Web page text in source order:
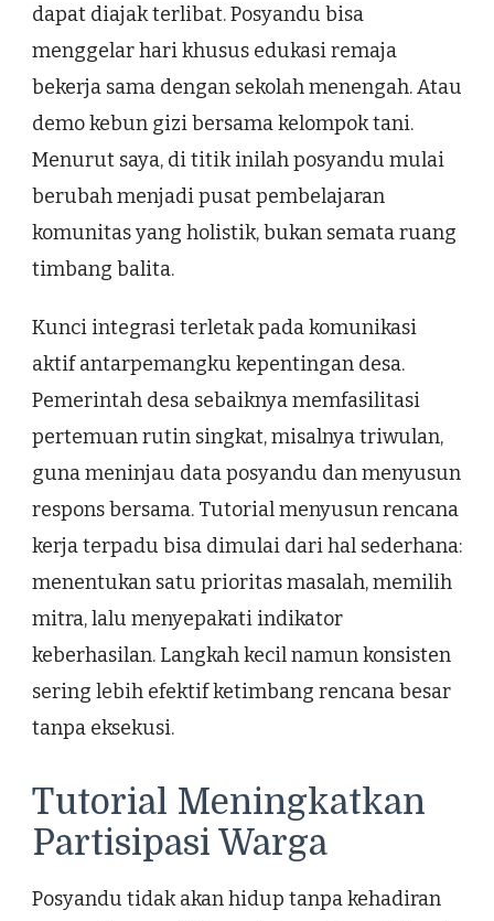
dapat diajak terlibat. Posyandu bisa
menggelar hari khusus edukasi remaja
bekerja sama dengan sekolah menengah. Atau
demo kebun gizi bersama kelompok tani.
Menurut saya, di titik inilah posyandu mulai
berubah menjadi pusat pembelajaran
komunitas yang holistik, bukan semata ruang
timbang balita.
Kunci integrasi terletak pada komunikasi
aktif antarpemangku kepentingan desa.
Pemerintah desa sebaiknya memfasilitasi
pertemuan rutin singkat, misalnya triwulan,
guna meninjau data posyandu dan menyusun
respons bersama. Tutorial menyusun rencana
kerja terpadu bisa dimulai dari hal sederhana:
menentukan satu prioritas masalah, memilih
mitra, lalu menyepakati indikator
keberhasilan. Langkah kecil namun konsisten
sering lebih efektif ketimbang rencana besar
tanpa eksekusi.
Tutorial Meningkatkan
Partisipasi Warga
Posyandu tidak akan hidup tanpa kehadiran